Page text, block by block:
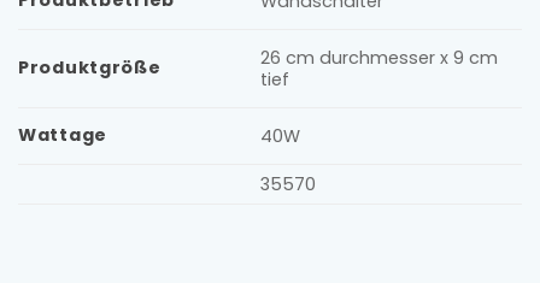
Produktgröße
26 cm durchmesser x 9 cm
tief
Wattage
40W
35570